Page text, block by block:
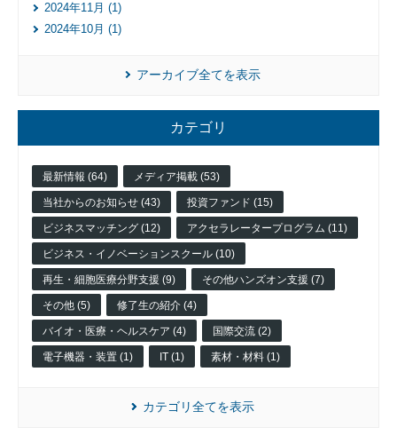
2024年11月 (1)
2024年10月 (1)
アーカイブ全てを表示
カテゴリ
最新情報 (64) メディア掲載 (53)
当社からのお知らせ (43) 投資ファンド (15)
ビジネスマッチング (12) アクセラレータープログラム (11)
ビジネス・イノベーションスクール (10)
再生・細胞医療分野支援 (9) その他ハンズオン支援 (7)
その他 (5) 修了生の紹介 (4)
バイオ・医療・ヘルスケア (4) 国際交流 (2)
電子機器・装置 (1) IT (1) 素材・材料 (1)
カテゴリ全てを表示